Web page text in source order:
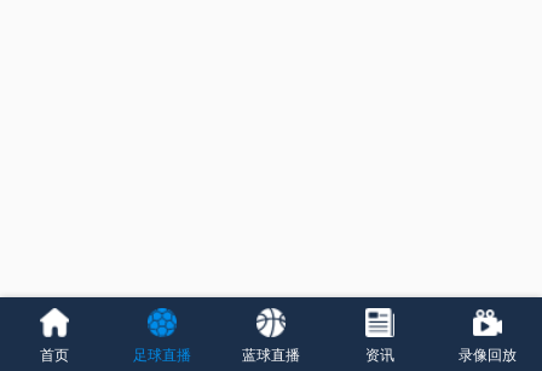
首页 足球直播 蓝球直播 资讯 录像回放